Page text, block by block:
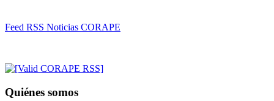
Feed RSS Noticias CORAPE
Quiénes somos